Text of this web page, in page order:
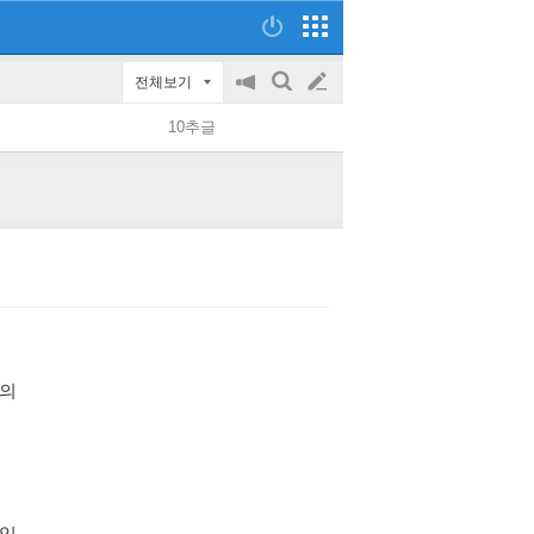
전체보기
공
on/off
검
글
쓰
10추글